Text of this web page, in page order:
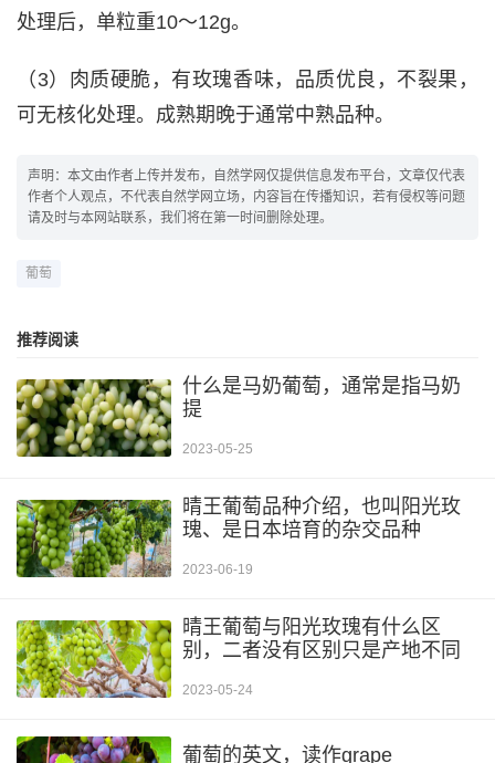
处理后，单粒重10～12g。
（3）肉质硬脆，有玫瑰香味，品质优良，不裂果，
可无核化处理。成熟期晚于通常中熟品种。
声明：本文由作者上传并发布，自然学网仅提供信息发布平台，文章仅代表
作者个人观点，不代表自然学网立场，内容旨在传播知识，若有侵权等问题
请及时与本网站联系，我们将在第一时间删除处理。
葡萄
推荐阅读
什么是马奶葡萄，通常是指马奶
提
2023-05-25
晴王葡萄品种介绍，也叫阳光玫
瑰、是日本培育的杂交品种
2023-06-19
晴王葡萄与阳光玫瑰有什么区
别，二者没有区别只是产地不同
2023-05-24
葡萄的英文，读作grape